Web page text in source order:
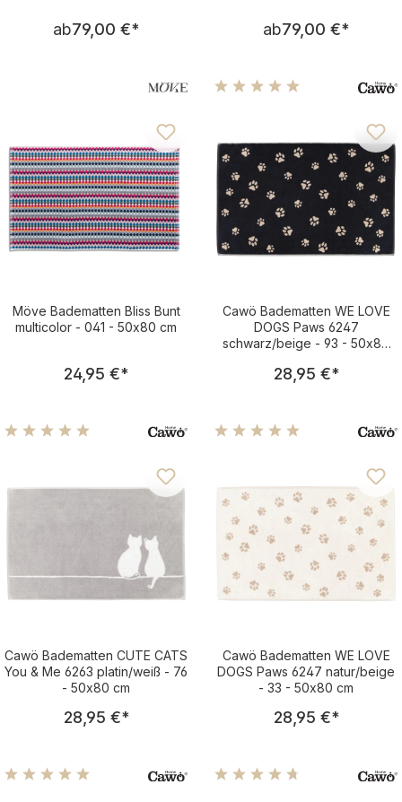
Regulärer Preis:
ab79,00 €* Regulärer
ab79,00 €*
Möve Badematten Bliss Bunt
multicolor - 041 - 50x80 cm
Regulärer Preis:
24,95 €*
Cawö Badematten WE LOVE
DOGS Paws 6247
schwarz/beige - 93 - 50x80
Regulärer
28,95 €*
Cawö Badematten CUTE CATS
You & Me 6263 platin/weiß - 76
- 50x80 cm
Regulärer Preis:
28,95 €*
Cawö Badematten WE LOVE
DOGS Paws 6247 natur/beige
- 33 - 50x80 cm
Regulärer
28,95 €*